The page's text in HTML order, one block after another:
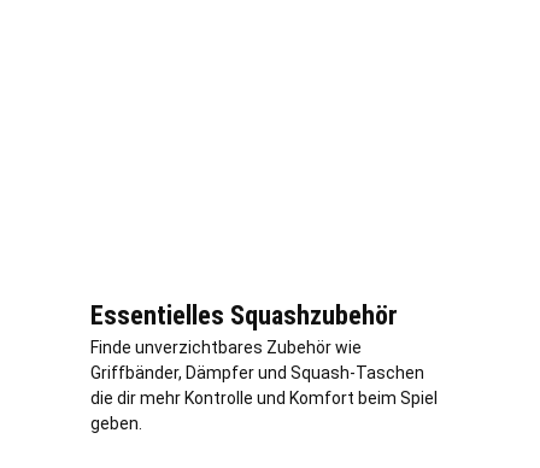
Essentielles Squashzubehör
Finde unverzichtbares Zubehör wie
Griffbänder, Dämpfer und Squash-Taschen
die dir mehr Kontrolle und Komfort beim Spiel
geben.